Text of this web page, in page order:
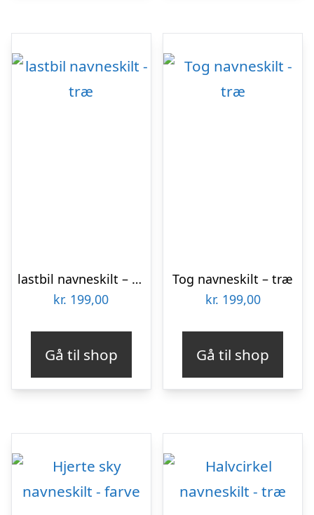
lastbil navneskilt – træ
kr. 199,00
Gå til shop
Tog navneskilt – træ
kr. 199,00
Gå til shop